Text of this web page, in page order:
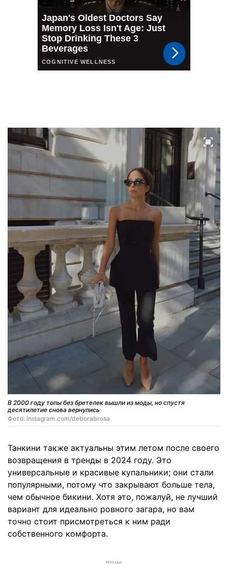
В 2000 году топы без бретелек вышли из моды, но спустя
десятилетие снова вернулись
Фото: instagram.com/deborabrosa
Танкини также актуальны этим летом после своего
возвращения в тренды в 2024 году. Это
универсальные и красивые купальники; они стали
популярными, потому что закрывают больше тела,
чем обычное бикини. Хотя это, пожалуй, не лучший
вариант для идеально ровного загара, но вам
точно стоит присмотреться к ним ради
собственного комфорта.
РЕКЛАМА